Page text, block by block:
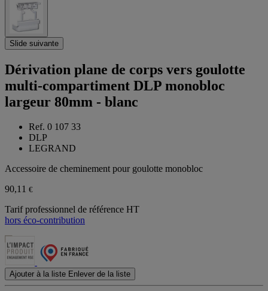
Slide suivante
Dérivation plane de corps vers goulotte
multi-compartiment DLP monobloc
largeur 80mm - blanc
Ref. 0 107 33
DLP
LEGRAND
Accessoire de cheminement pour goulotte monobloc
90,11 €
Tarif professionnel de référence HT
hors éco-contribution
Ajouter à la liste Enlever de la liste